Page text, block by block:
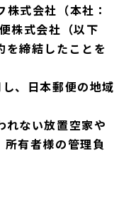
式会社（本社：
株式会社（以下
を締結したことを
、日本郵便の地域
れない放置空家や
有者様の管理負